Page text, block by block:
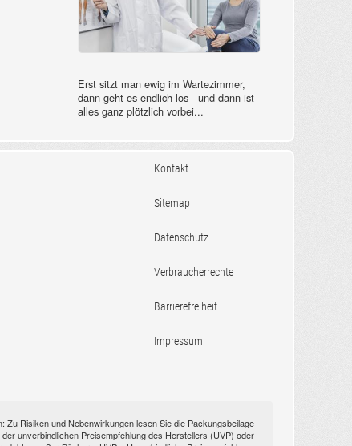
Erst sitzt man ewig im Wartezimmer,
dann geht es endlich los - und dann ist
alles ganz plötzlich vorbei...
Kontakt
Sitemap
Datenschutz
Verbraucherrechte
Barrierefreiheit
Impressum
Risiken und Nebenwirkungen lesen Sie die Packungsbeilage
unverbindlichen Preisempfehlung des Herstellers (UVP) oder